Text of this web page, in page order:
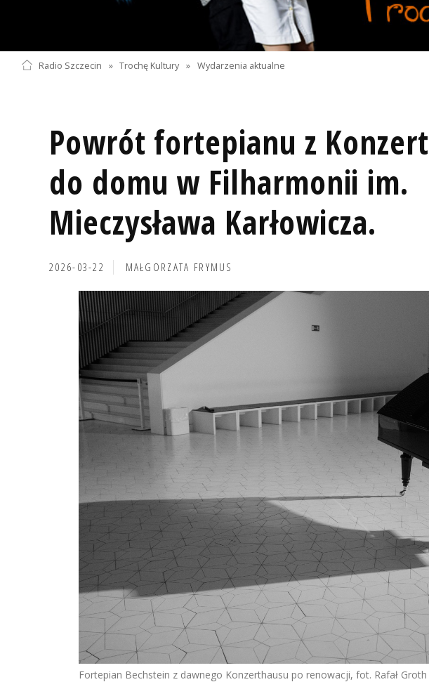
Radio Szczecin » Trochę Kultury » Wydarzenia aktualne
Powrót fortepianu z
do domu w Filharmonii im.
Mieczysława Karłowicza.
2026-03-22 MAŁGORZATA FRYMUS
Fortepian Bechstein z dawnego Konzerthausu po renowacji, fot. Rafał Groth